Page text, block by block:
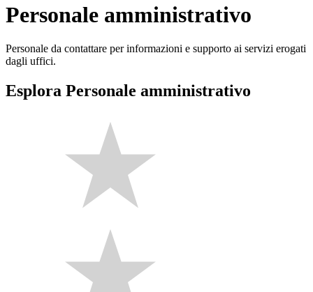
Personale amministrativo
Personale da contattare per informazioni e supporto ai servizi erogati
dagli uffici.
Esplora Personale amministrativo